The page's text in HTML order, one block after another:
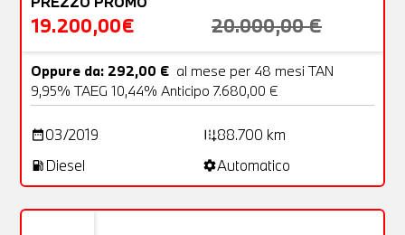
19.200,00€ 20.000,00 €
Oppure da: 292,00 € al mese per 48 mesi TAN
9,95% TAEG 10,44% Anticipo 7.680,00 €
date_range03/2019 add_road88.700 km
local_gas_station Diesel settingsAutomatico